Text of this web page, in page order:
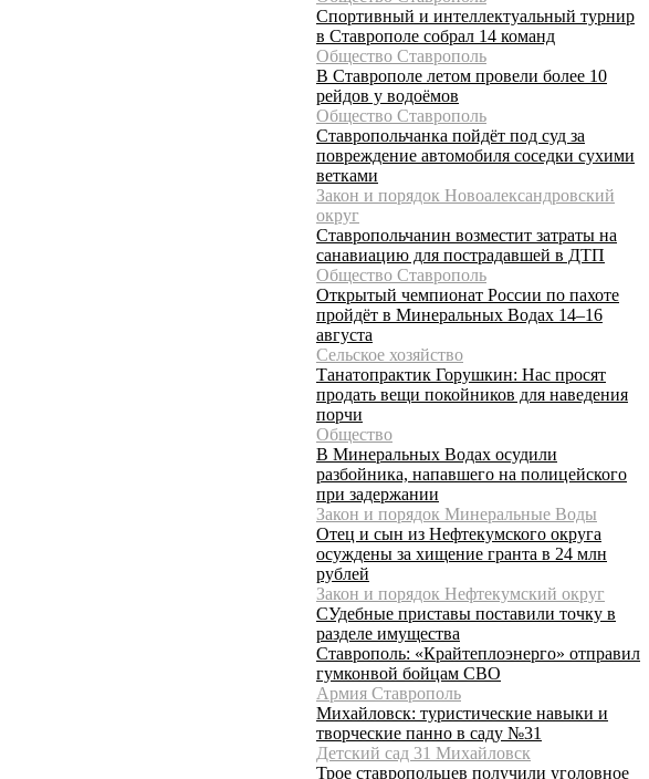
Спортивный и интеллектуальный турнир
в Ставрополе собрал 14 команд
Общество Ставрополь
В Ставрополе летом провели более 10
рейдов у водоёмов
Общество Ставрополь
Ставропольчанка пойдёт под суд за
повреждение автомобиля соседки сухими
ветками
Закон и порядок Новоалександровский
округ
Ставропольчанин возместит затраты на
санавиацию для пострадавшей в ДТП
Общество Ставрополь
Открытый чемпионат России по пахоте
пройдёт в Минеральных Водах 14–16
августа
Сельское хозяйство
Танатопрактик Горушкин: Нас просят
продать вещи покойников для наведения
порчи
Общество
В Минеральных Водах осудили
разбойника, напавшего на полицейского
при задержании
Закон и порядок Минеральные Воды
Отец и сын из Нефтекумского округа
осуждены за хищение гранта в 24 млн
рублей
Закон и порядок Нефтекумский округ
СУдебные приставы поставили точку в
разделе имущества
Ставрополь: «Крайтеплоэнерго» отправил
гумконвой бойцам СВО
Армия Ставрополь
Михайловск: туристические навыки и
творческие панно в саду №31
Детский сад 31 Михайловск
Трое ставропольцев получили уголовное